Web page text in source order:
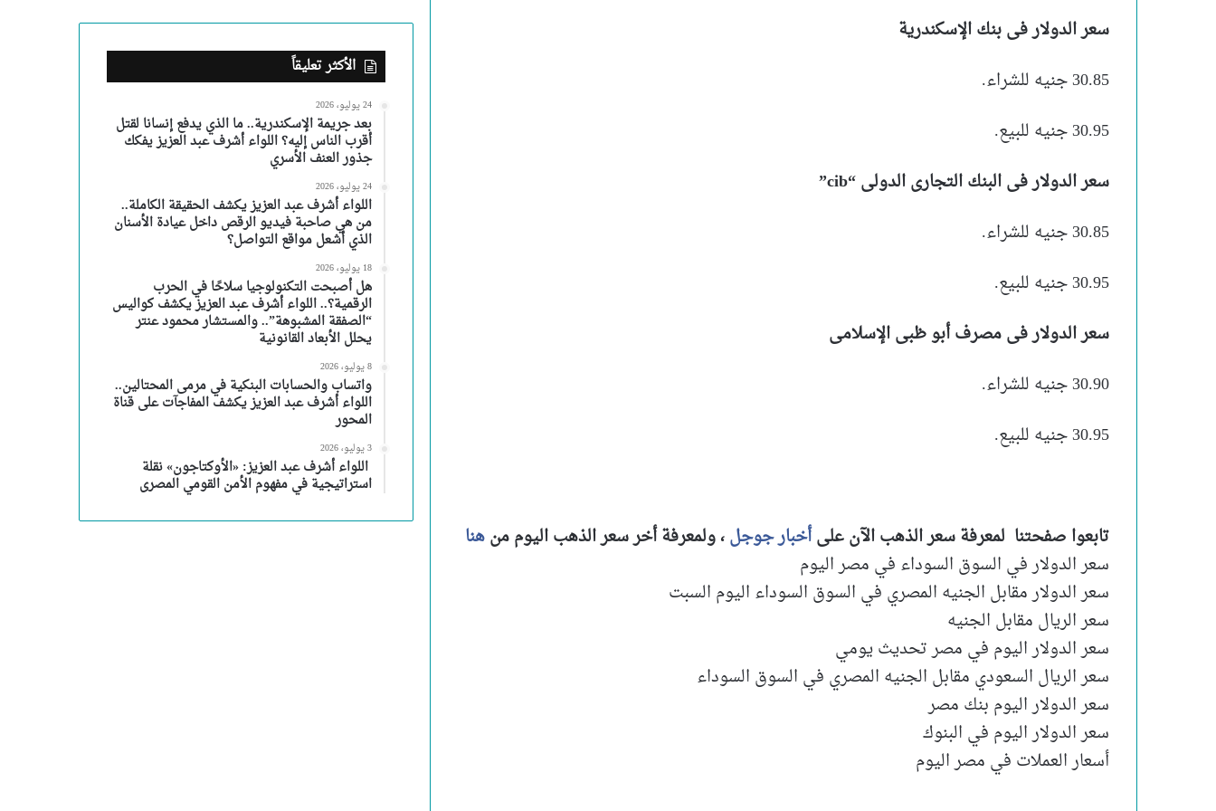
سعر الدولار فى بنك الإسكندرية
30.85 جنيه للشراء.
30.95 جنيه للبيع.
سعر الدولار فى البنك التجارى الدولى “cib”
30.85 جنيه للشراء.
30.95 جنيه للبيع.
سعر الدولار فى مصرف أبو ظبى الإسلامى
30.90 جنيه للشراء.
30.95 جنيه للبيع.
تابعوا صفحتنا لمعرفة سعر الذهب الآن علىأخبار جوجل، ولمعرفة أخر سعر الذهب اليوم منهنا
سعر الدولار في السوق السوداء في مصر اليوم
سعر الدولار مقابل الجنيه المصري في السوق السوداء اليوم السبت
سعر الريال مقابل الجنيه
سعر الدولار اليوم في مصر تحديث يومي
سعر الريال السعودي مقابل الجنيه المصري في السوق السوداء
سعر الدولار اليوم بنك مصر
سعر الدولار اليوم في البنوك
أسعار العملات في مصر اليوم
الأكثر تعليقاً
24 يوليو، 2026
بعد جريمة الإسكندرية.. ما الذي يدفع إنسانا لقتل
أقرب الناس إليه؟ اللواء أشرف عبد العزيز يفكك
جذور العنف الأسري
24 يوليو، 2026
اللواء أشرف عبد العزيز يكشف الحقيقة الكاملة..
من هي صاحبة فيديو الرقص داخل عيادة الأسنان
الذي أشعل مواقع التواصل؟
18 يوليو، 2026
هل أصبحت التكنولوجيا سلاحًا في الحرب
الرقمية؟.. اللواء أشرف عبد العزيز يكشف كواليس
“الصفقة المشبوهة”.. والمستشار محمود عنتر
يحلل الأبعاد القانونية
8 يوليو، 2026
واتساب والحسابات البنكية في مرمى المحتالين..
اللواء أشرف عبد العزيز يكشف المفاجآت على قناة
المحور
3 يوليو، 2026
اللواء أشرف عبد العزيز: «الأوكتاجون» نقلة
استراتيجية في مفهوم الأمن القومي المصرى